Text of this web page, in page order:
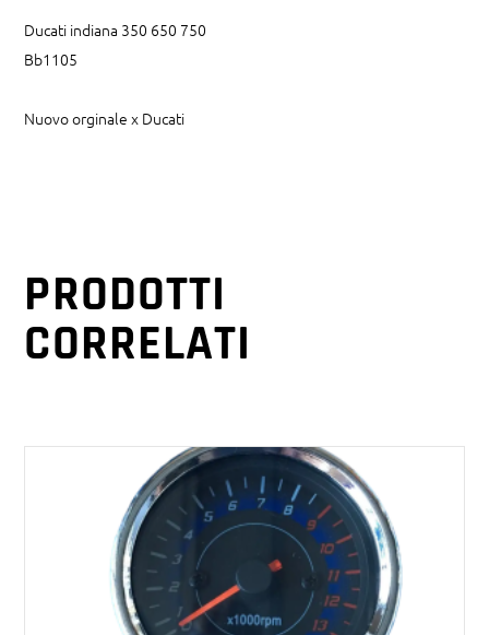
Ducati indiana 350 650 750
Bb1105
Nuovo orginale x Ducati
PRODOTTI
CORRELATI
AGGIUNGI AL CARRELLO